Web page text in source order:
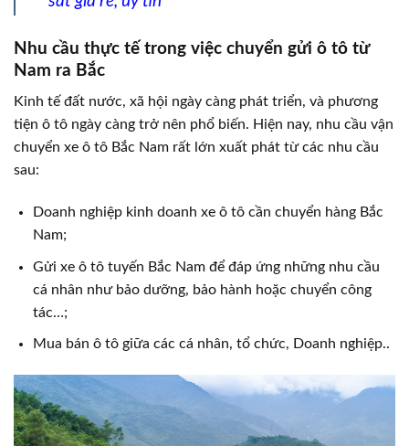
Nhu cầu thực tế trong việc chuyển gửi ô tô từ
Nam ra Bắc
Kinh tế đất nước, xã hội ngày càng phát triển, và phương
tiện ô tô ngày càng trở nên phổ biến. Hiện nay, nhu cầu vận
chuyển xe ô tô Bắc Nam rất lớn xuất phát từ các nhu cầu
sau:
Doanh nghiệp kinh doanh xe ô tô cần chuyển hàng Bắc
Nam;
Gửi xe ô tô tuyến Bắc Nam để đáp ứng những nhu cầu
cá nhân như bảo dưỡng, bảo hành hoặc chuyển công
tác…;
Mua bán ô tô giữa các cá nhân, tổ chức, Doanh nghiệp..